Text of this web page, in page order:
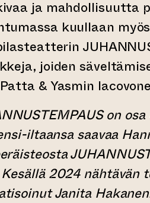
ja mahdollisuutta
kuullaan
joiden
& Yasmin
on
iltaansa saavaa
Kesällä 2024 nähtävän
Janita